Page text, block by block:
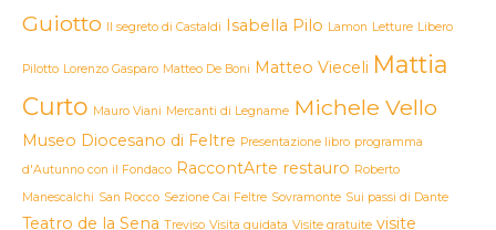
Guiotto Il segreto di Castaldi Isabella Pilo Lamon Letture Libero
Pilotto Lorenzo Gasparo Matteo De Boni Matteo Vieceli Mattia
Curto Mauro Viani Mercanti di Legname Michele Vello
Museo Diocesano di Feltre Presentazione libro programma
d'Autunno con il Fondaco RaccontArte restauro Roberto
Manescalchi San Rocco Sezione Cai Feltre Sovramonte Sui passi di Dante
Teatro de la Sena Treviso Visita guidata Visite gratuite visite